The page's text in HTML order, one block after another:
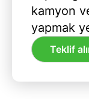
kamyon
yapmak
Teklif